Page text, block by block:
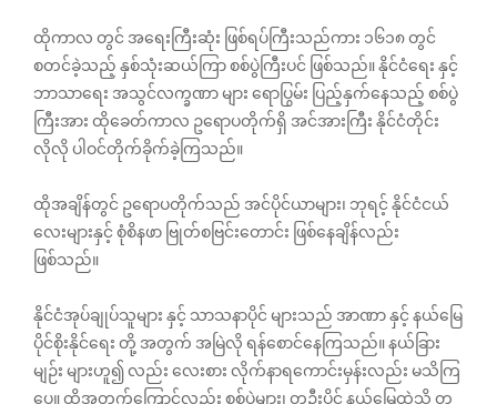
ထိုကာလ တွင် အရေးကြီးဆုံး ဖြစ်ရပ်ကြီးသည်ကား ၁၆၁၈ တွင်
စတင်ခဲ့သည့် နှစ်သုံးဆယ်ကြာ စစ်ပွဲကြီးပင် ဖြစ်သည်။ နိုင်ငံရေး နှင့်
ဘာသာရေး အသွင်လက္ခဏာ များ ရောပြွမ်း ပြည့်နှက်‌နေသည့် စစ်ပွဲ
ကြီးအား ထိုခေတ်ကာလ ဥရောပတိုက်ရှိ အင်အားကြီး နိုင်ငံတိုင်း
လိုလို ပါဝင်တိုက်ခိုက်ခဲ့ကြသည်။
ထိုအချိန်တွင် ဥရောပတိုက်သည် အင်ပိုင်ယာများ၊ ဘုရင့် နိုင်ငံငယ်
လေးများနှင့် စုံစိနဖာ ဗြုတ်စဗြင်းတောင်း ဖြစ်နေချိန်လည်း
ဖြစ်သည်။
နိုင်ငံအုပ်ချုပ်သူများ နှင့် သာသနာပိုင် များသည် အာဏာ နှင့် နယ်မြေ
ပိုင်စိုးနိုင်ရေး တို့ အတွက် အမြဲလို ရန်စောင်နေကြသည်။ နယ်ခြား
မျဉ်း များဟူ၍ လည်း လေးစား လိုက်နာရကောင်းမှန်းလည်း မသိကြ
ပေ။ ထို့အတွက်ကြောင့်လည်း စစ်ပွဲများ၊ တဦးပိုင် နယ်မြေထဲသို့ တ